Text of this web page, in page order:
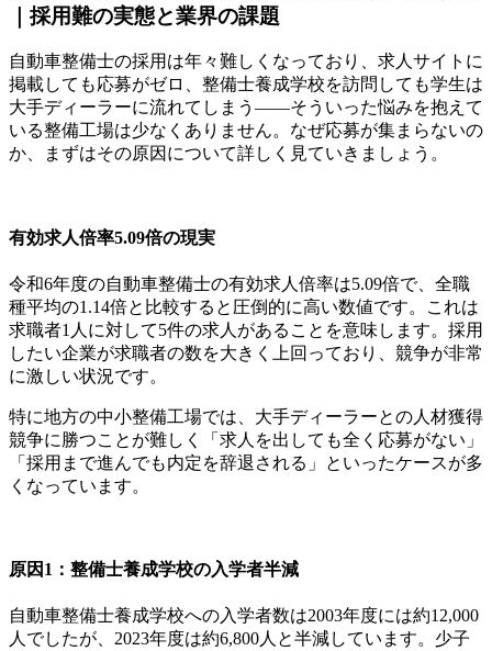
｜採用難の実態と業界の課題
自動車整備士の採用は年々難しくなっており、求人サイトに
掲載しても応募がゼロ、整備士養成学校を訪問しても学生は
大手ディーラーに流れてしまう――そういった悩みを抱えて
いる整備工場は少なくありません。なぜ応募が集まらないの
か、まずはその原因について詳しく見ていきましょう。
有効求人倍率5.09倍の現実
令和6年度の自動車整備士の有効求人倍率は5.09倍で、全職
種平均の1.14倍と比較すると圧倒的に高い数値です。これは
求職者1人に対して5件の求人があることを意味します。採用
したい企業が求職者の数を大きく上回っており、競争が非常
に激しい状況です。
特に地方の中小整備工場では、大手ディーラーとの人材獲得
競争に勝つことが難しく「求人を出しても全く応募がない」
「採用まで進んでも内定を辞退される」といったケースが多
くなっています。
原因1：整備士養成学校の入学者半減
自動車整備士養成学校への入学者数は2003年度には約12,000
人でしたが、2023年度は約6,800人と半減しています。少子